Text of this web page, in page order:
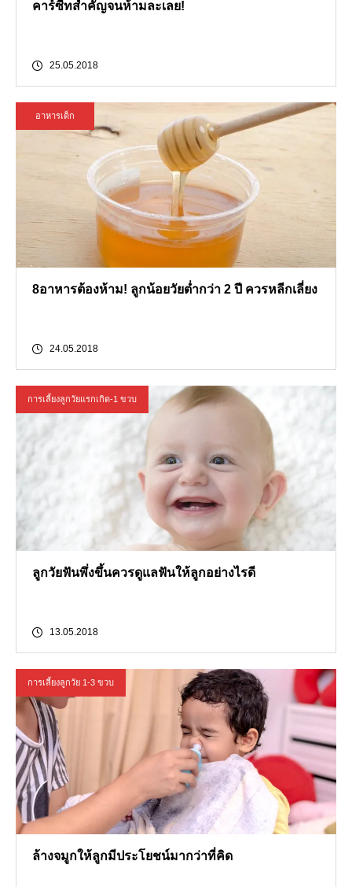
คาร์ซีทสำคัญจนห้ามละเลย!
25.05.2018
อาหารเด็ก
8อาหารต้องห้าม! ลูกน้อยวัยต่ำกว่า 2 ปี ควรหลีกเลี่ยง
24.05.2018
การเลี้ยงลูกวัยแรกเกิด-1 ขวบ
ลูกวัยฟันพึ่งขึ้นควรดูแลฟันให้ลูกอย่างไรดี
13.05.2018
การเลี้ยงลูกวัย 1-3 ขวบ
ล้างจมูกให้ลูกมีประโยชน์มากว่าที่คิด